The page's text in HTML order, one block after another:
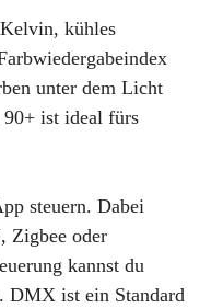
kühles
unter dem Licht
90+ ist ideal fürs
steuern. Dabei
Zigbee oder
kannst du
DMX ist ein Standard